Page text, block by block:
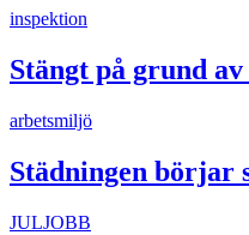
inspektion
Stängt på grund
arbetsmiljö
Städningen börjar
JULJOBB